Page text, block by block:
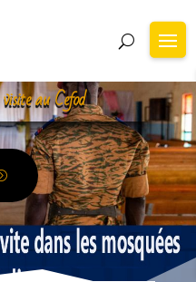
au Cefod